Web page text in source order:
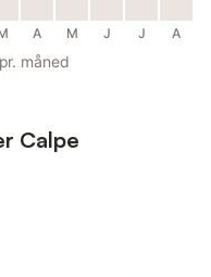
A M J J A
måned
Calpe